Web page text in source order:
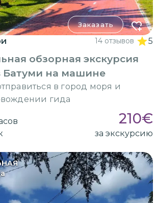
Заказать
14 отзывов 5
обзорная экскурсия
Батуми на машине
в город моря и
гида
210€
за экскурсию